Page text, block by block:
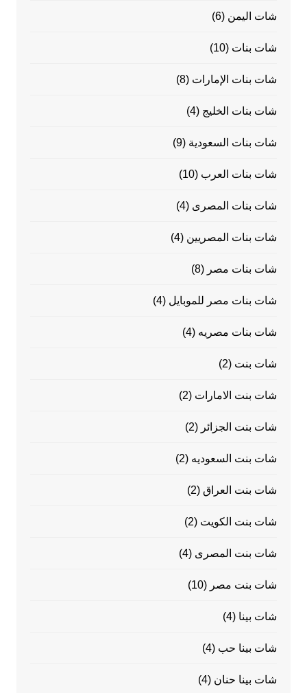
شات اليمن (6)
شات بنات (10)
شات بنات الإمارات (8)
شات بنات الخليج (4)
شات بنات السعودية (9)
شات بنات العرب (10)
شات بنات المصرى (4)
شات بنات المصريين (4)
شات بنات مصر (8)
شات بنات مصر للموبايل (4)
شات بنات مصريه (4)
شات بنت (2)
شات بنت الامارات (2)
شات بنت الجزائر (2)
شات بنت السعوديه (2)
شات بنت العراق (2)
شات بنت الكويت (2)
شات بنت المصرى (4)
شات بنت مصر (10)
شات بينا (4)
شات بينا حب (4)
شات بينا حنان (4)